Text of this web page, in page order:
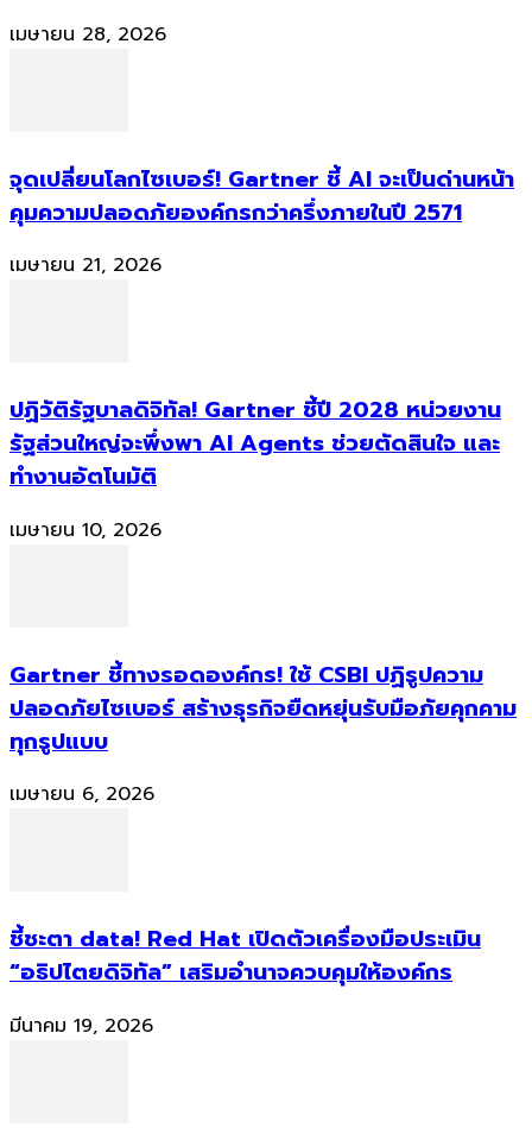
เมษายน 28, 2026
จุดเปลี่ยนโลกไซเบอร์! Gartner ชี้ AI จะเป็นด่านหน้า
คุมความปลอดภัยองค์กรกว่าครึ่งภายในปี 2571
เมษายน 21, 2026
ปฏิวัติรัฐบาลดิจิทัล! Gartner ชี้ปี 2028 หน่วยงาน
รัฐส่วนใหญ่จะพึ่งพา AI Agents ช่วยตัดสินใจ และ
ทำงานอัตโนมัติ
เมษายน 10, 2026
Gartner ชี้ทางรอดองค์กร! ใช้ CSBI ปฏิรูปความ
ปลอดภัยไซเบอร์ สร้างธุรกิจยืดหยุ่นรับมือภัยคุกคาม
ทุกรูปแบบ
เมษายน 6, 2026
ชี้ชะตา data! Red Hat เปิดตัวเครื่องมือประเมิน
“อธิปไตยดิจิทัล” เสริมอำนาจควบคุมให้องค์กร
มีนาคม 19, 2026